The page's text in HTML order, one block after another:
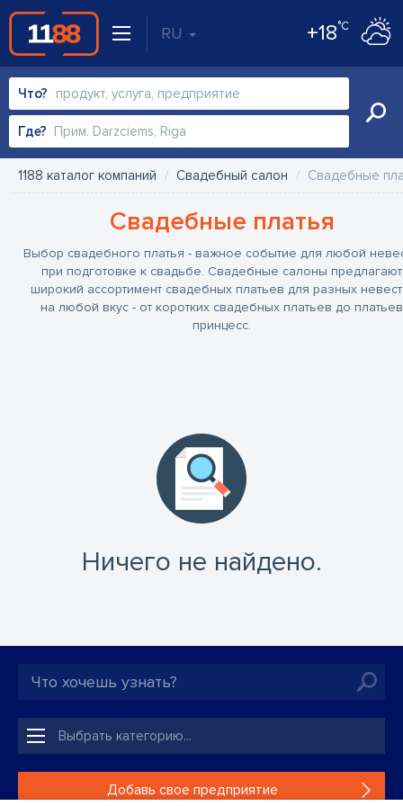
RU +18°C
Что?
Где?
1188 каталог компаний Свадебный салон Свадебные
Свадебные платья
Выбор свадебного платья - важное событие для любой
при подготовке к свадьбе. Свадебные салоны предлагают
широкий ассортимент свадебных платьев для разных
на любой вкус - от коротких свадебных платьев до платьев
принцесс.
Ничего не найдено.
Добавь свое предприятие